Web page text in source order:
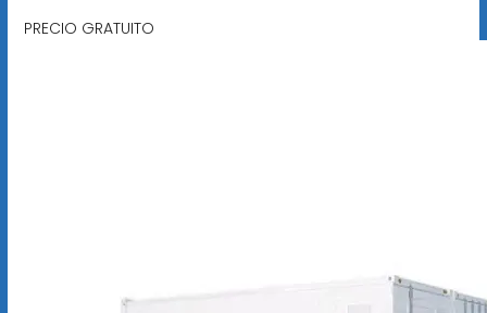
PRECIO GRATUITO